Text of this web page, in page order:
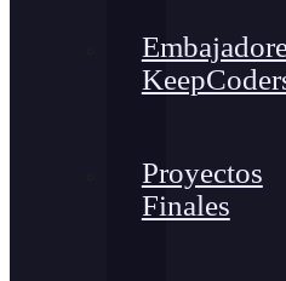
Proyectos
Finales